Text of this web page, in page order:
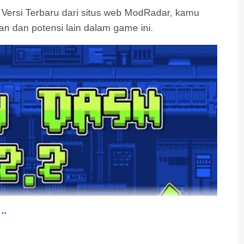
Terbaru dari situs web ModRadar, kamu
dan potensi lain dalam game ini.